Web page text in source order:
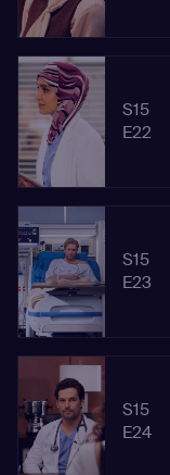
S15
E22
S15
E23
S15
E24